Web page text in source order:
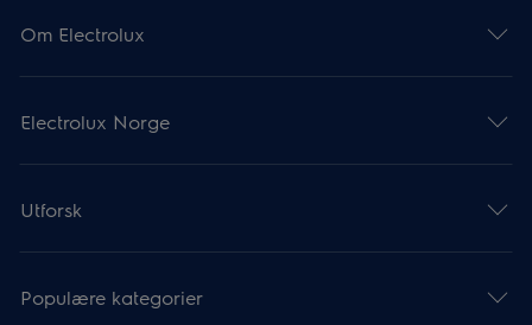
Om Electrolux
Electrolux Norge
Utforsk
Populære kategorier